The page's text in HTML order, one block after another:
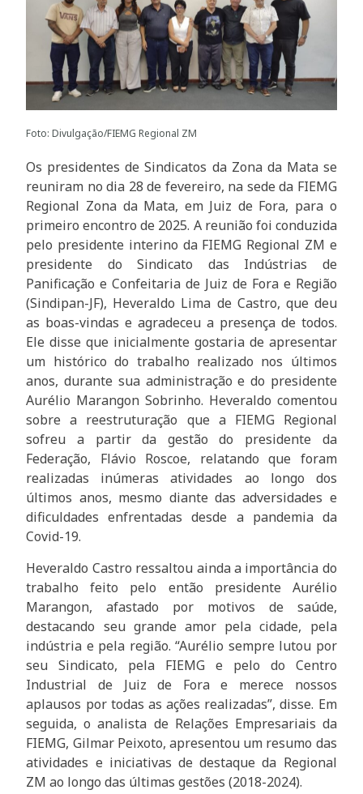
Foto: Divulgação/FIEMG Regional ZM
Os presidentes de Sindicatos da Zona da Mata se
reuniram no dia 28 de fevereiro, na sede da FIEMG
Regional Zona da Mata, em Juiz de Fora, para o
primeiro encontro de 2025. A reunião foi conduzida
pelo presidente interino da FIEMG Regional ZM e
presidente do Sindicato das Indústrias de
Panificação e Confeitaria de Juiz de Fora e Região
(Sindipan-JF), Heveraldo Lima de Castro, que deu
as boas-vindas e agradeceu a presença de todos.
Ele disse que inicialmente gostaria de apresentar
um histórico do trabalho realizado nos últimos
anos, durante sua administração e do presidente
Aurélio Marangon Sobrinho. Heveraldo comentou
sobre a reestruturação que a FIEMG Regional
sofreu a partir da gestão do presidente da
Federação, Flávio Roscoe, relatando que foram
realizadas inúmeras atividades ao longo dos
últimos anos, mesmo diante das adversidades e
dificuldades enfrentadas desde a pandemia da
Covid-19.
Heveraldo Castro ressaltou ainda a importância do
trabalho feito pelo então presidente Aurélio
Marangon, afastado por motivos de saúde,
destacando seu grande amor pela cidade, pela
indústria e pela região. “Aurélio sempre lutou por
seu Sindicato, pela FIEMG e pelo do Centro
Industrial de Juiz de Fora e merece nossos
aplausos por todas as ações realizadas”, disse. Em
seguida, o analista de Relações Empresariais da
FIEMG, Gilmar Peixoto, apresentou um resumo das
atividades e iniciativas de destaque da Regional
ZM ao longo das últimas gestões (2018-2024).